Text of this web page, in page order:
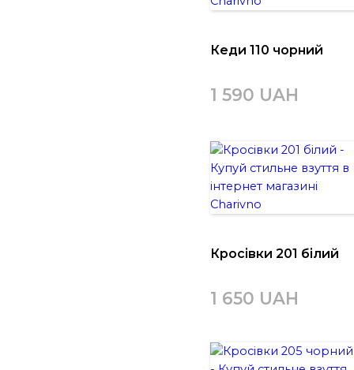
Кеди 110 чорний
1 590 UAH
Кросівки 201 білий
1 650 UAH